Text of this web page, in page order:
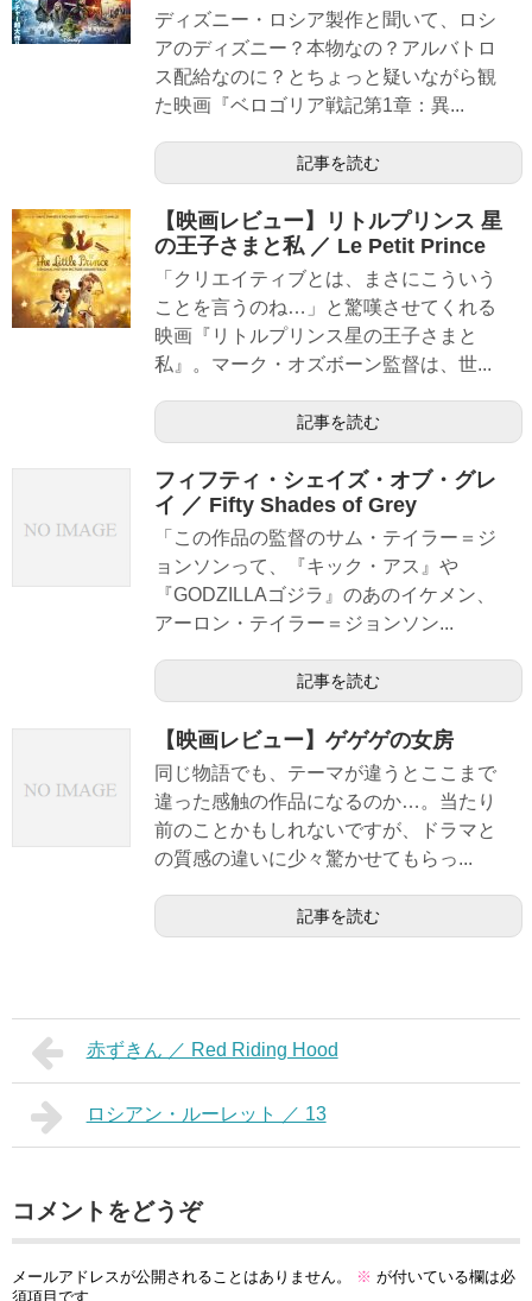
ディズニー・ロシア製作と聞いて、ロシ
アのディズニー？本物なの？アルバトロ
ス配給なのに？とちょっと疑いながら観
た映画『ベロゴリア戦記第1章：異...
記事を読む
【映画レビュー】リトルプリンス 星
の王子さまと私 ／ Le Petit Prince
「クリエイティブとは、まさにこういう
ことを言うのね…」と驚嘆させてくれる
映画『リトルプリンス星の王子さまと
私』。マーク・オズボーン監督は、世...
記事を読む
フィフティ・シェイズ・オブ・グレ
イ ／ Fifty Shades of Grey
「この作品の監督のサム・テイラー＝ジ
ョンソンって、『キック・アス』や
『GODZILLAゴジラ』のあのイケメン、
アーロン・テイラー＝ジョンソン...
記事を読む
【映画レビュー】ゲゲゲの女房
同じ物語でも、テーマが違うとここまで
違った感触の作品になるのか…。当たり
前のことかもしれないですが、ドラマと
の質感の違いに少々驚かせてもらっ...
記事を読む
赤ずきん ／ Red Riding Hood
ロシアン・ルーレット ／ 13
コメントをどうぞ
メールアドレスが公開されることはありません。 ※ が付いている欄は必
須項目です